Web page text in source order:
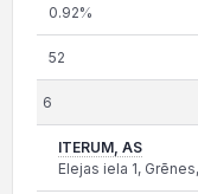
0.92%
52
6
ITERUM, AS
Elejas iela 1,